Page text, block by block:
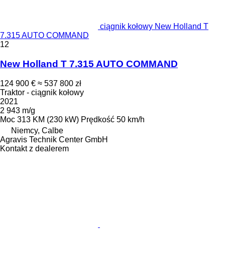
ciągnik kołowy New Holland T
7.315 AUTO COMMAND
12
New Holland T 7.315 AUTO COMMAND
124 900 € ≈ 537 800 zł
Traktor - ciągnik kołowy
2021
2 943 m/g
Moc 313 KM (230 kW) Prędkość 50 km/h
Niemcy, Calbe
Agravis Technik Center GmbH
Kontakt z dealerem